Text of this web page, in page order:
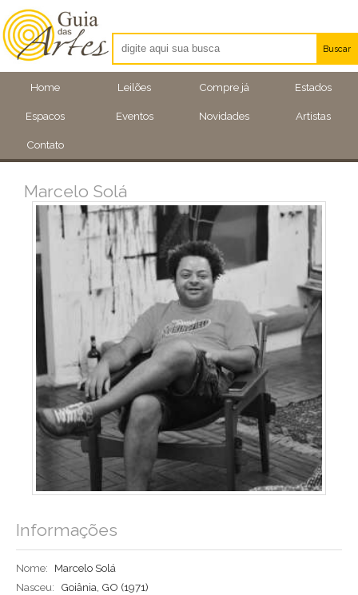
Home Leilões Compre já Estados
Espacos Eventos Novidades Artistas
Contato
Buscar
Artistas
Eventos
Marcelo Solá
Informações
Nome:
Marcelo Solá
Nasceu:
Goiânia, GO (1971)